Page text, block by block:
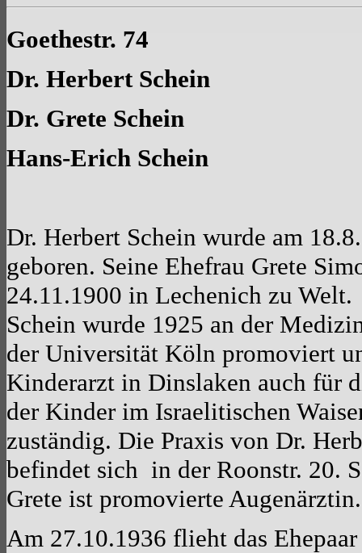
Goethestr. 74
Dr. Herbert Schein
Dr. Grete Schein
Hans-Erich Schein
Dr. Herbert Schein wurde am
geboren. Seine Ehefrau Grete
24.11.1900 in Lechenich zu
Schein wurde 1925 an der
der Universität Köln promoviert
Kinderarzt in Dinslaken auch für
der Kinder im Israelitischen
zuständig. Die Praxis von Dr.
befindet sich in der Roonstr. 20.
Grete ist promovierte Augenärztin.
Am 27.10.1936 flieht das